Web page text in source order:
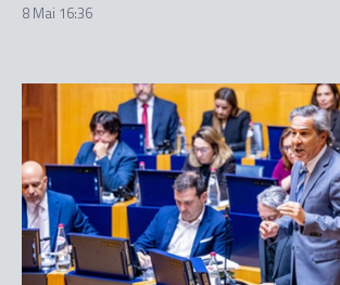
8 Mai 16:36